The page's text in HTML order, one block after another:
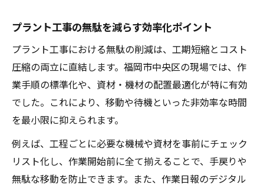
プラント工事の無駄を減らす効率化ポイント
プラント工事における無駄の削減は、工期短縮とコスト
圧縮の両立に直結します。福岡市中央区の現場では、作
業手順の標準化や、資材・機材の配置最適化が特に有効
でした。これにより、移動や待機といった非効率な時間
を最小限に抑えられます。
例えば、工程ごとに必要な機械や資材を事前にチェック
リスト化し、作業開始前に全て揃えることで、手戻りや
無駄な移動を防止できます。また、作業日報のデジタル